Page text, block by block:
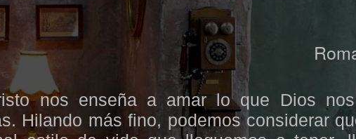
nos enseña a amar lo que Dios
Hilando más fino, podemos considerar